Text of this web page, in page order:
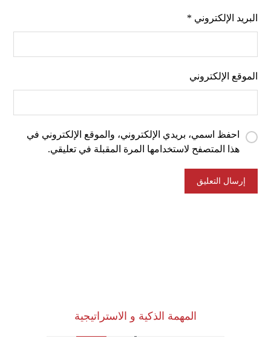
البريد الإلكتروني *
الموقع الإلكتروني
احفظ اسمي، بريدي الإلكتروني، والموقع الإلكتروني في
هذا المتصفح لاستخدامها المرة المقبلة في تعليقي.
المهمة الذكية و الاستراتيجية